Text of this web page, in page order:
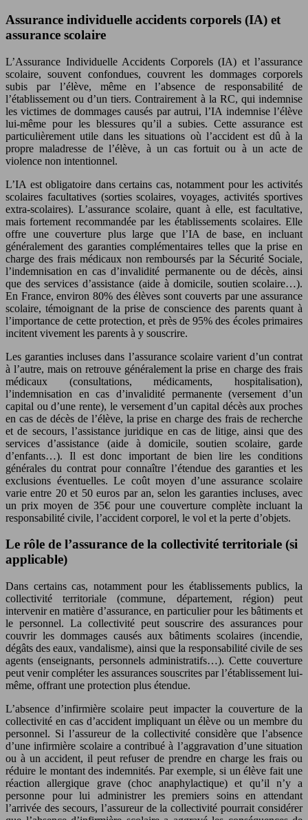
Assurance individuelle accidents corporels (IA) et
assurance scolaire
L’Assurance Individuelle Accidents Corporels (IA) et l’assurance
scolaire, souvent confondues, couvrent les dommages corporels
subis par l’élève, même en l’absence de responsabilité de
l’établissement ou d’un tiers. Contrairement à la RC, qui indemnise
les victimes de dommages causés par autrui, l’IA indemnise l’élève
lui-même pour les blessures qu’il a subies. Cette assurance est
particulièrement utile dans les situations où l’accident est dû à la
propre maladresse de l’élève, à un cas fortuit ou à un acte de
violence non intentionnel.
L’IA est obligatoire dans certains cas, notamment pour les activités
scolaires facultatives (sorties scolaires, voyages, activités sportives
extra-scolaires). L’assurance scolaire, quant à elle, est facultative,
mais fortement recommandée par les établissements scolaires. Elle
offre une couverture plus large que l’IA de base, en incluant
généralement des garanties complémentaires telles que la prise en
charge des frais médicaux non remboursés par la Sécurité Sociale,
l’indemnisation en cas d’invalidité permanente ou de décès, ainsi
que des services d’assistance (aide à domicile, soutien scolaire…).
En France, environ 80% des élèves sont couverts par une assurance
scolaire, témoignant de la prise de conscience des parents quant à
l’importance de cette protection, et près de 95% des écoles primaires
incitent vivement les parents à y souscrire.
Les garanties incluses dans l’assurance scolaire varient d’un contrat
à l’autre, mais on retrouve généralement la prise en charge des frais
médicaux (consultations, médicaments, hospitalisation),
l’indemnisation en cas d’invalidité permanente (versement d’un
capital ou d’une rente), le versement d’un capital décès aux proches
en cas de décès de l’élève, la prise en charge des frais de recherche
et de secours, l’assistance juridique en cas de litige, ainsi que des
services d’assistance (aide à domicile, soutien scolaire, garde
d’enfants…). Il est donc important de bien lire les conditions
générales du contrat pour connaître l’étendue des garanties et les
exclusions éventuelles. Le coût moyen d’une assurance scolaire
varie entre 20 et 50 euros par an, selon les garanties incluses, avec
un prix moyen de 35€ pour une couverture complète incluant la
responsabilité civile, l’accident corporel, le vol et la perte d’objets.
Le rôle de l’assurance de la collectivité territoriale (si
applicable)
Dans certains cas, notamment pour les établissements publics, la
collectivité territoriale (commune, département, région) peut
intervenir en matière d’assurance, en particulier pour les bâtiments et
le personnel. La collectivité peut souscrire des assurances pour
couvrir les dommages causés aux bâtiments scolaires (incendie,
dégâts des eaux, vandalisme), ainsi que la responsabilité civile de ses
agents (enseignants, personnels administratifs…). Cette couverture
peut venir compléter les assurances souscrites par l’établissement lui-
même, offrant une protection plus étendue.
L’absence d’infirmière scolaire peut impacter la couverture de la
collectivité en cas d’accident impliquant un élève ou un membre du
personnel. Si l’assureur de la collectivité considère que l’absence
d’une infirmière scolaire a contribué à l’aggravation d’une situation
ou à un accident, il peut refuser de prendre en charge les frais ou
réduire le montant des indemnités. Par exemple, si un élève fait une
réaction allergique grave (choc anaphylactique) et qu’il n’y a
personne pour lui administrer les premiers soins en attendant
l’arrivée des secours, l’assureur de la collectivité pourrait considérer